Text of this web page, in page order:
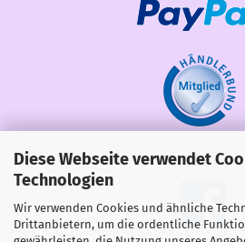
Diese Webseite verwendet
Technologien
Wir verwenden Cookies und ähnliche
Drittanbietern, um die ordentliche
Share